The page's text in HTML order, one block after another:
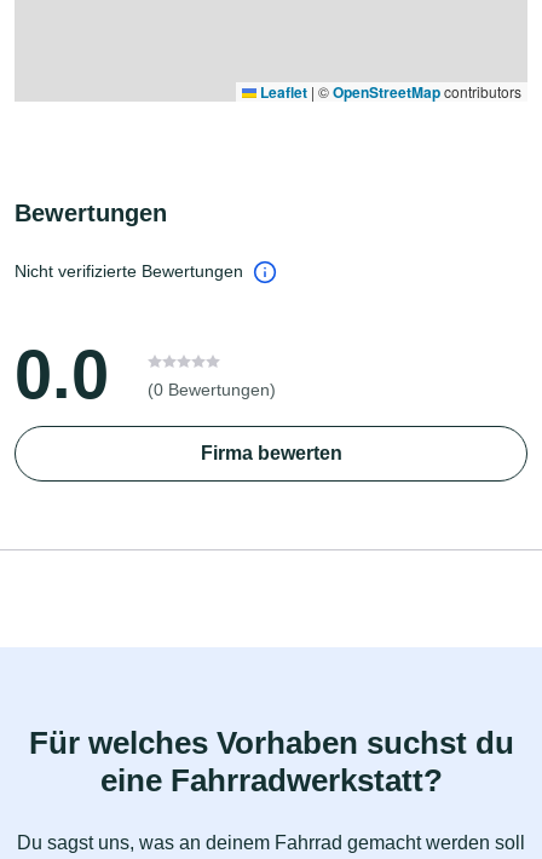
Leaflet | ©OpenStreetMapcontributors
Bewertungen
Nicht verifizierte Bewertungen
0.0 (0 Bewertungen)
Firma bewerten
Für welches Vorhaben suchst du
eine Fahrradwerkstatt?
Du sagst uns, was an deinem Fahrrad gemacht werden soll